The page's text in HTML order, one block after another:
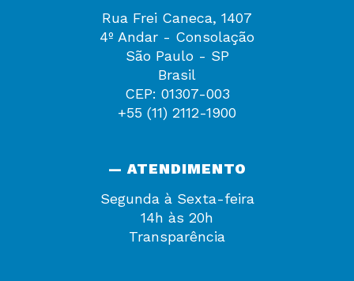
Rua Frei Caneca, 1407
4º Andar - Consolação
São Paulo - SP
Brasil
CEP: 01307-003
+55 (11) 2112-1900
— ATENDIMENTO
Segunda à Sexta-feira
14h às 20h
Transparência